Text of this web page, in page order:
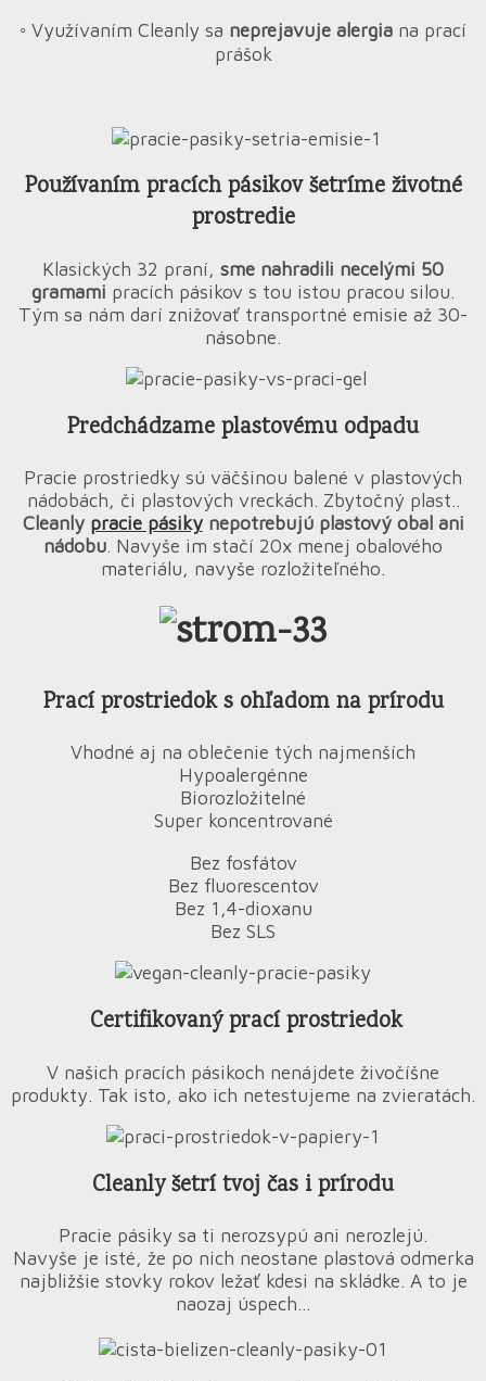
◦ Využívaním Cleanly sa neprejavuje alergia na prací
prášok
Používaním pracích pásikov šetríme životné
prostredie
Klasických 32 praní, sme nahradili necelými 50
gramami pracích pásikov s tou istou pracou silou.
Tým sa nám darí znižovať transportné emisie až 30-
násobne.
Predchádzame plastovému odpadu
Pracie prostriedky sú väčšinou balené v plastových
nádobách, či plastových vreckách. Zbytočný plast..
Cleanly pracie pásikynepotrebujú plastový obal ani
nádobu. Navyše im stačí 20x menej obalového
materiálu, navyše rozložiteľného.
Prací prostriedok s ohľadom na prírodu
Vhodné aj na oblečenie tých najmenších
Hypoalergénne
Biorozložitelné
Super koncentrované
Bez fosfátov
Bez fluorescentov
Bez 1,4-dioxanu
Bez SLS
Certifikovaný prací prostriedok
V našich pracích pásikoch nenájdete živočíšne
produkty. Tak isto, ako ich netestujeme na zvieratách.
Cleanly šetrí tvoj čas i prírodu
Pracie pásiky sa ti nerozsypú ani nerozlejú.
Navyše je isté, že po nich neostane plastová odmerka
najbližšie stovky rokov ležať kdesi na skládke. A to je
naozaj úspech…